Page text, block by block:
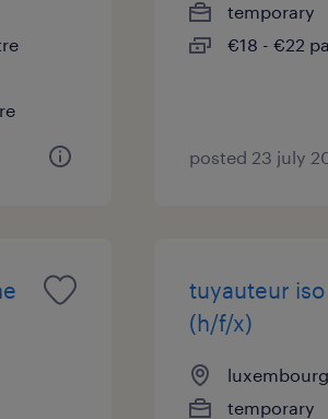
temporary
€18 - €22
posted 23 july
tuyauteur
(h/f/x)
temporary